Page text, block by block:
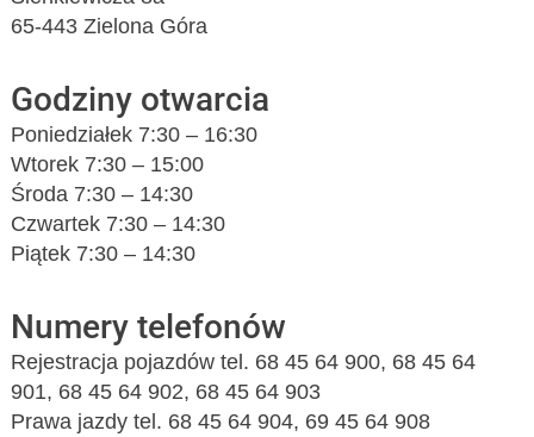
65-443 Zielona Góra
Godziny otwarcia
Poniedziałek 7:30 – 16:30
Wtorek 7:30 – 15:00
Środa 7:30 – 14:30
Czwartek 7:30 – 14:30
Piątek 7:30 – 14:30
Numery telefonów
Rejestracja pojazdów tel. 68 45 64 900, 68 45 64
901, 68 45 64 902, 68 45 64 903
Prawa jazdy tel. 68 45 64 904, 69 45 64 908